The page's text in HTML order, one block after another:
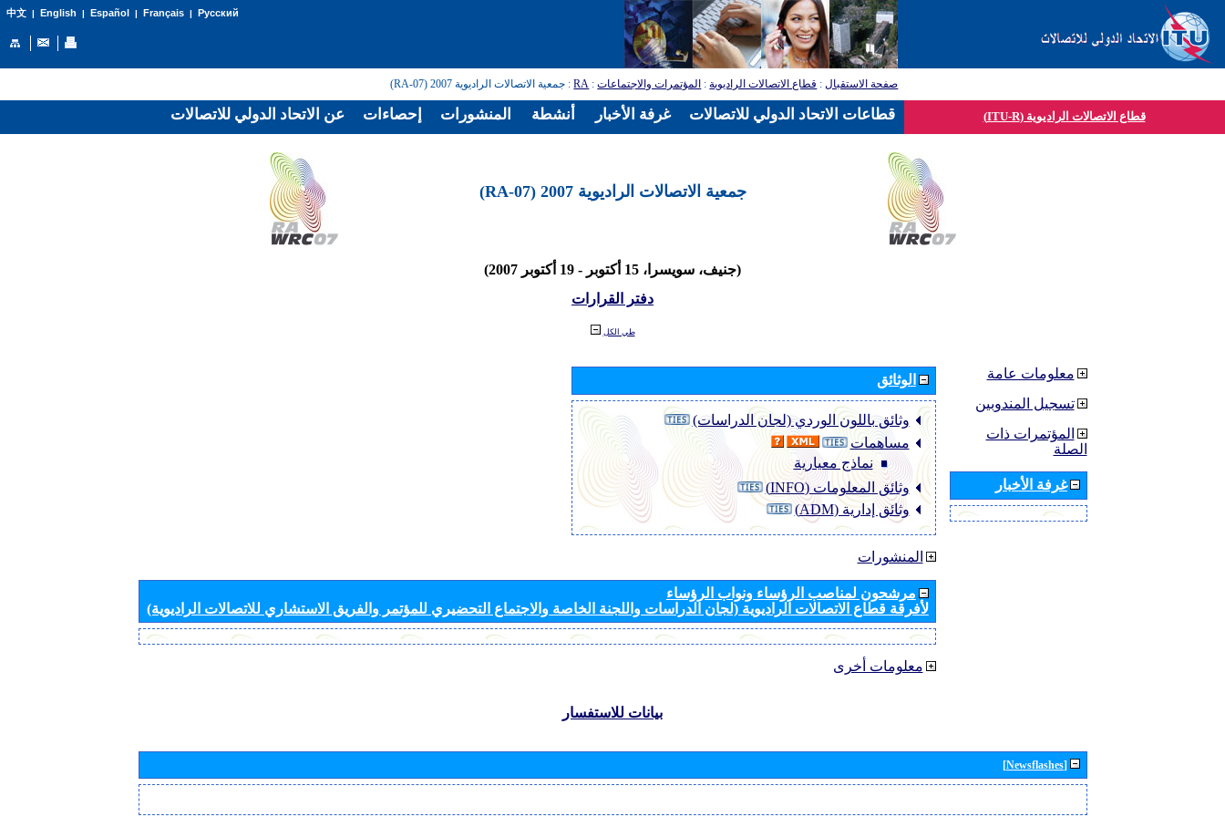
中文| English | Español | Français| Русский
صفحة الاستقبال: قطاع الاتصالات الراديوية: المؤتمرات والاجتماعات:
RA: جمعية الاتصالات الراديوية 2007 (RA-07)
قطاع الاتصالات الراديوية (ITU-R)
جمعية الاتصالات الراديوية 2007 (RA-07)
(جنيف، سويسرا، 15 أكتوبر - 19 أكتوبر 2007)
دفتر القرارات
طي الكل
الوثائق
وثائق باللون الوردي (لجان الدراسات)
مساهمات
نماذج معيارية
وثائق المعلومات (INFO)
وثائق إدارية (ADM)
المنشورات
مرشحون لمناصب الرؤساء ونواب الرؤساء
لأفرقة قطاع الاتصالات الراديوية (لجان الدراسات واللجنة الخاصة والاجتماع التحضيري للمؤتمر والفريق الاستشاري للاتصالات الراديوية)
معلومات أخرى
معلومات عامة
تسجيل المندوبين
المؤتمرات ذات
الصلة
غرفة الأخبار
بيانات للاستفسار
[Newsflashes]
عن الاتحاد الدولي للاتصالات إحصاءات المنشورات أنشطة غرفة الأخبار قطاعات الاتحاد الدولي للاتصالات